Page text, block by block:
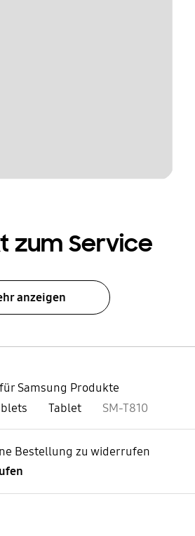
zum Service
anzeigen
Samsung Produkte
Tablet SM-T810
Bestellung zu widerrufen